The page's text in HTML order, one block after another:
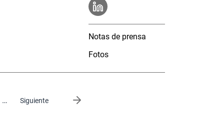
Notas de prensa
Fotos
… Siguiente
Siguiente página